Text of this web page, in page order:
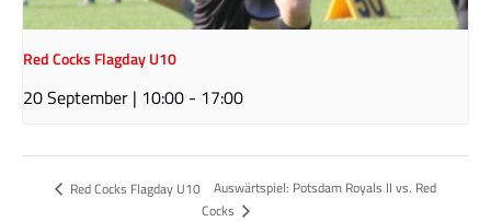
Red Cocks Flagday U10
20 September | 10:00 - 17:00
Red Cocks Flagday U10
Auswärtspiel: Potsdam Royals II vs. Red
Cocks